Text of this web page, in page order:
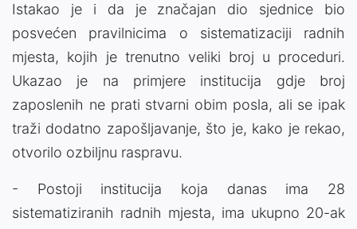
Istakao je i da je značajan dio sjednice bio
posvećen pravilnicima o sistematizaciji radnih
mjesta, kojih je trenutno veliki broj u proceduri.
Ukazao je na primjere institucija gdje broj
zaposlenih ne prati stvarni obim posla, ali se ipak
traži dodatno zapošljavanje, što je, kako je rekao,
otvorilo ozbiljnu raspravu.
- Postoji institucija koja danas ima 28
sistematiziranih radnih mjesta, ima ukupno 20-ak